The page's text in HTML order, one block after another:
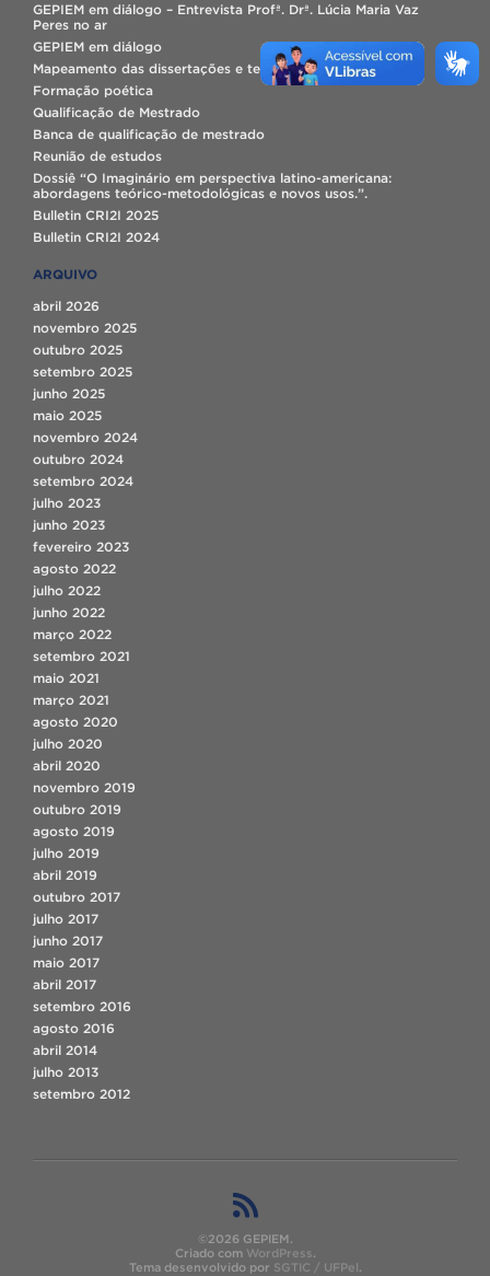
GEPIEM em diálogo – Entrevista Profª. Drª. Lúcia Maria Vaz
Peres no ar
GEPIEM em diálogo
Mapeamento das dissertações e teses do GEPIEM
Formação poética
Qualificação de Mestrado
Banca de qualificação de mestrado
Reunião de estudos
Dossiê “O Imaginário em perspectiva latino-americana:
abordagens teórico-metodológicas e novos usos.”.
Bulletin CRI2I 2025
Bulletin CRI2I 2024
ARQUIVO
abril 2026
novembro 2025
outubro 2025
setembro 2025
junho 2025
maio 2025
novembro 2024
outubro 2024
setembro 2024
julho 2023
junho 2023
fevereiro 2023
agosto 2022
julho 2022
junho 2022
março 2022
setembro 2021
maio 2021
março 2021
agosto 2020
julho 2020
abril 2020
novembro 2019
outubro 2019
agosto 2019
julho 2019
abril 2019
outubro 2017
julho 2017
junho 2017
maio 2017
abril 2017
setembro 2016
agosto 2016
abril 2014
julho 2013
setembro 2012
©2026 GEPIEM.
Criado com WordPress.
Tema desenvolvido por SGTIC / UFPel.